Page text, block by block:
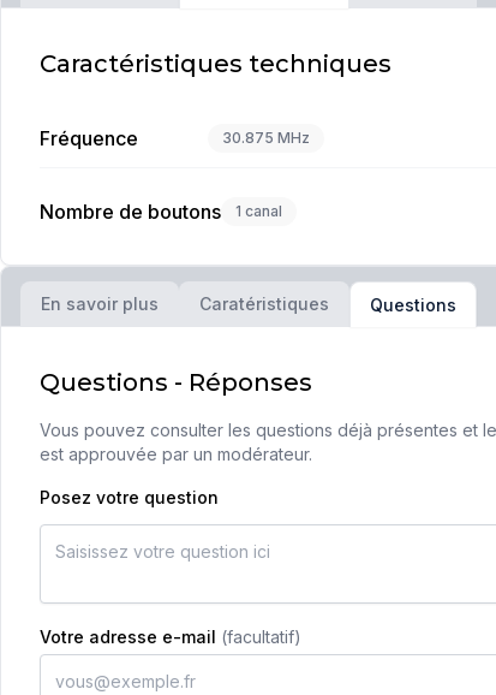
Caractéristiques techniques
Fréquence 30.875 MHz
Nombre de boutons 1 canal
En savoir plus Caratéristiques Questions
Questions - Réponses
Vous pouvez consulter les questions déjà présentes et
est approuvée par un modérateur.
Posez votre question
Votre adresse e-mail (facultatif)